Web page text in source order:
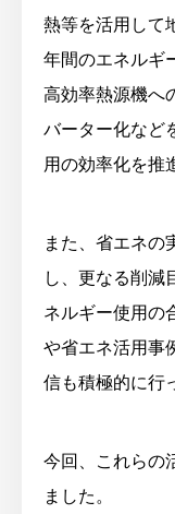
熱等を活用して
年間のエネルギ
高効率熱源機へ
バーター化など
用の効率化を推
また、省エネの
し、更なる削減
ネルギー使用の
や省エネ活用事
信も積極的に行
今回、これらの
ました。